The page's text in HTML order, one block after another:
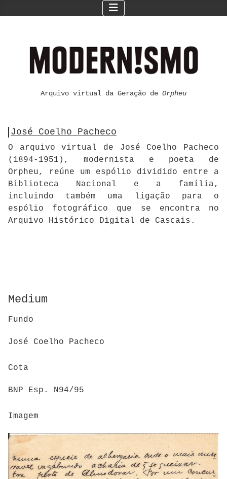
Arquivo virtual da Geração de Orpheu
José Coelho Pacheco
O arquivo virtual de José Coelho Pacheco
(1894-1951), modernista e poeta de
Orpheu, reúne um espólio dividido entre a
Biblioteca Nacional e a família,
incluindo também uma ligação para o
espólio fotográfico que se encontra no
Arquivo Histórico Digital de Cascais.
Medium
Fundo
José Coelho Pacheco
Cota
BNP Esp. N94/95
Imagem